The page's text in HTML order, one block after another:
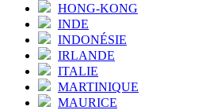
HONG-KONG
INDE
INDONÉSIE
IRLANDE
ITALIE
MARTINIQUE
MAURICE